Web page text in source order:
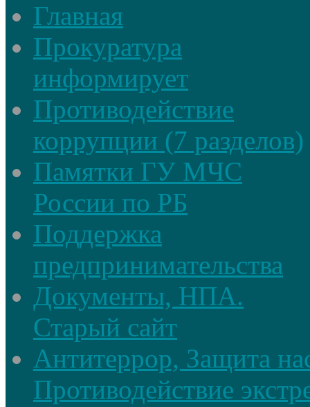
Главная
Прокуратура
информирует
Противодействие
коррупции (7 разделов)
Памятки ГУ МЧС
России по РБ
Поддержка
предпринимательства
Документы, НПА.
Старый сайт
Антитеррор, Защита
Противодействие